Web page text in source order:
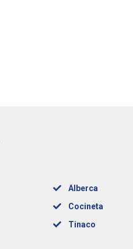
Alberca
Cocineta
Tinaco